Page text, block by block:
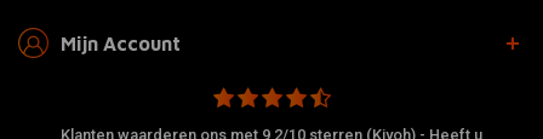
Mijn Account
Klanten waarderen ons met 9,2/10 sterren (Kiyoh) - Heeft u